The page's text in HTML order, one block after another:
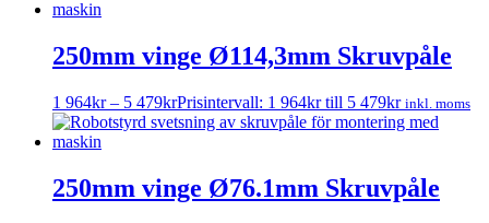
250mm vinge Ø114,3mm Skruvpåle
1 964kr – 5 479krPrisintervall: 1 964kr till 5 479kr inkl. moms
250mm vinge Ø76.1mm Skruvpåle